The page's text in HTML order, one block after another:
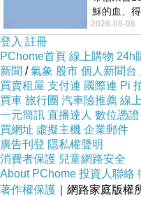
麥芽-甘梅口味任選)
(任選)【台畜】台畜
鬆+旗魚酥-2)
義大利奧利塔玄米油
【一等鮮】喜宴桌菜
得意的一天_青春三
穌的血、
我們開了
2026-08-06
登入 註冊
PChome首頁 線上購物 24h
新聞 /氣象 股市 個人新聞台
買賣租屋 支付連 國際連 Pi
買車 旅行團 汽車險推薦 線
一元簡訊 直播達人 數位憑證
買網址 虛擬主機 企業郵件
廣告刊登 隱私權聲明
消費者保護 兒童網路安全
About PChome 投資人聯絡
著作權保護 ｜網路家庭版權